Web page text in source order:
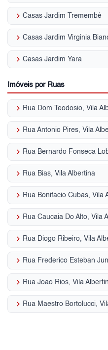
keyboard_arrow_right Casas Jardim Tremembé
keyboard_arrow_right Casas Jardim Virginia
keyboard_arrow_right Casas Jardim Yara
Imóveis por Ruas
keyboard_arrow_right Rua Dom Teodosio, Vila
keyboard_arrow_right Rua Antonio Pires, Vila
keyboard_arrow_right Rua Bernardo Fonseca
keyboard_arrow_right Rua Bias, Vila Albertina
keyboard_arrow_right Rua Bonifacio Cubas, Vila
keyboard_arrow_right Rua Caucaia Do Alto, Vila
keyboard_arrow_right Rua Diogo Ribeiro, Vila
keyboard_arrow_right Rua Frederico Esteban
keyboard_arrow_right Rua Joao Rios, Vila
keyboard_arrow_right Rua Maestro Bortolucci,